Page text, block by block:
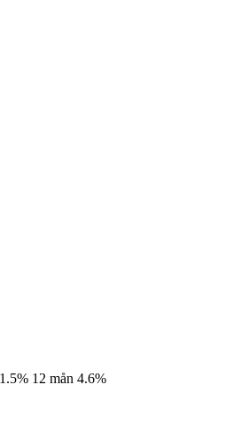
12 mån 4.6%